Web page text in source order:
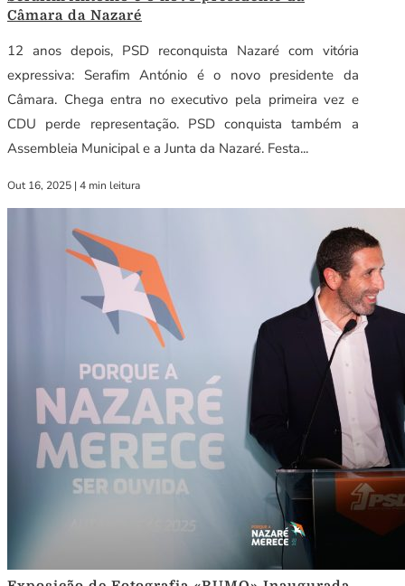
Câmara da Nazaré
12 anos depois, PSD reconquista Nazaré com vitória
expressiva: Serafim António é o novo presidente da
Câmara. Chega entra no executivo pela primeira vez e
CDU perde representação. PSD conquista também a
Assembleia Municipal e a Junta da Nazaré. Festa...
Out 16, 2025 | 4 min leitura